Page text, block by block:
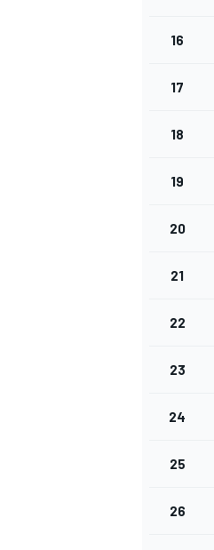
16
17
18
19
20
21
22
23
24
25
26